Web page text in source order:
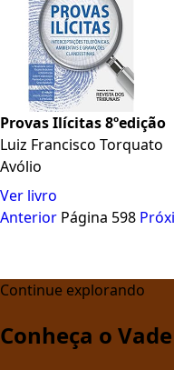
Provas Ilícitas 8ºedição
Luiz Francisco Torquato
Avólio
Ver livro
Anterior Página 598
Continue explorando
Conheça o